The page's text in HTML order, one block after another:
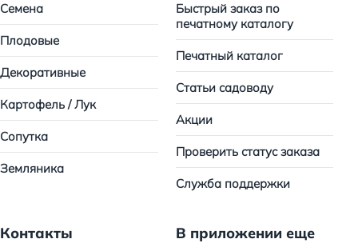
Семена
Плодовые
Декоративные
Картофель / Лук
Сопутка
Земляника
Быстрый заказ по
печатному каталогу
Печатный каталог
Статьи садоводу
Акции
Проверить статус заказа
Служба поддержки
Контакты
В приложении еще